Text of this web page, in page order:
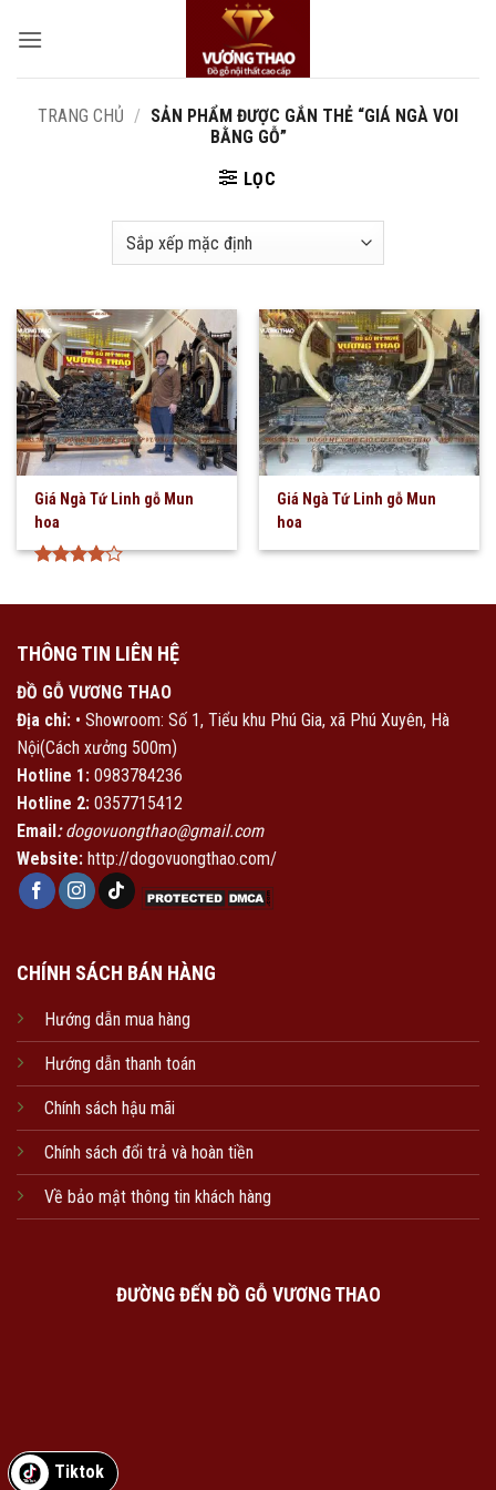
qua
TRANG CHỦ / SẢN PHẨM ĐƯỢC GẮN THẺ “GIÁ NGÀ VOI
BẰNG GỖ”
LỌC
Giá Ngà Tứ Linh gỗ Mun
hoa
Giá Ngà Tứ Linh gỗ Mun
hoa
THÔNG TIN LIÊN HỆ
ĐỒ GỖ VƯƠNG THAO
Địa chỉ: • Showroom: Số 1, Tiểu khu Phú Gia, xã Phú Xuyên, Hà
Nội(Cách xưởng 500m)
Hotline 1: 0983784236
Hotline 2: 0357715412
Email :dogovuongthao@gmail.com
Website: http://dogovuongthao.com/
CHÍNH SÁCH BÁN HÀNG
Hướng dẫn mua hàng
Hướng dẫn thanh toán
Chính sách hậu mãi
Chính sách đổi trả và hoàn tiền
Về bảo mật thông tin khách hàng
ĐƯỜNG ĐẾN ĐỒ GỖ VƯƠNG THAO
Tiktok